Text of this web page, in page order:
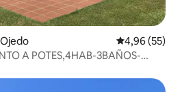
Calificación
4,96 (55)
A POTES,4HAB-3BAÑOS-